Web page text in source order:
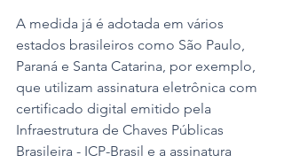
A medida já é adotada em vários
estados brasileiros como São Paulo,
Paraná e Santa Catarina, por exemplo,
que utilizam assinatura eletrônica com
certificado digital emitido pela
Infraestrutura de Chaves Públicas
Brasileira - ICP-Brasil e a assinatura